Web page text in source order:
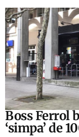
Boss Ferrol
‘simpa’ de